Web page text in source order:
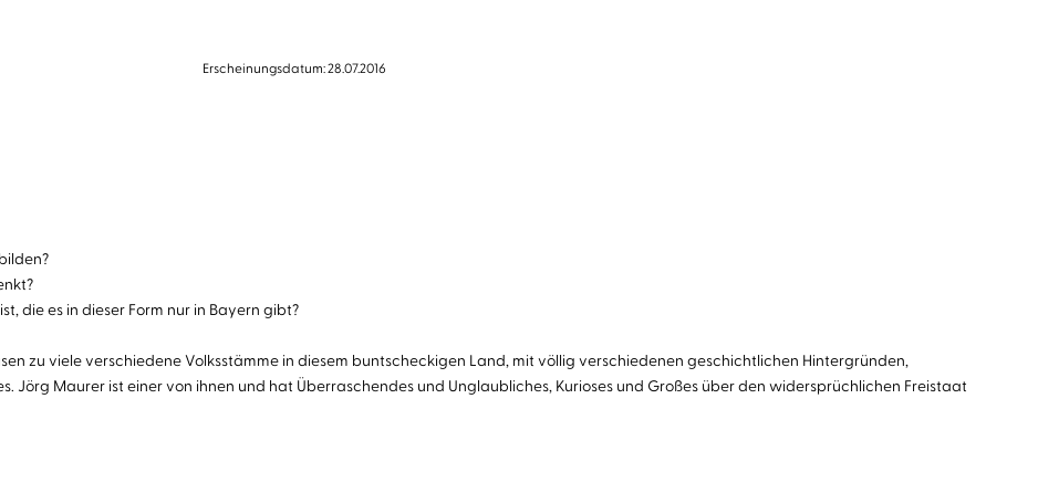
Erscheinungsdatum: 28.07.2016
die es in dieser Form nur in Bayern gibt?
zu viele verschiedene Volksstämme in diesem buntscheckigen Land, mit völlig verschiedenen geschichtlichen Hintergründen,
Jörg Maurer ist einer von ihnen und hat Überraschendes und Unglaubliches, Kurioses und Großes über den widersprüchlichen Freistaat